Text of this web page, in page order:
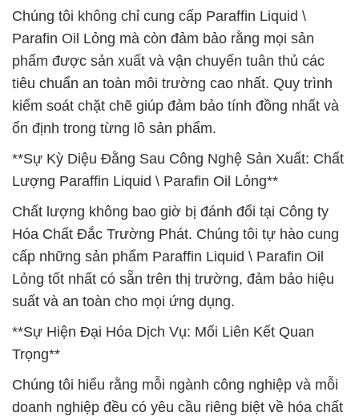
Chúng tôi không chỉ cung cấp Paraffin Liquid \
Parafin Oil Lỏng mà còn đảm bảo rằng mọi sản
phẩm được sản xuất và vận chuyển tuân thủ các
tiêu chuẩn an toàn môi trường cao nhất. Quy trình
kiểm soát chặt chẽ giúp đảm bảo tính đồng nhất và
ổn định trong từng lô sản phẩm.
**Sự Kỳ Diệu Đằng Sau Công Nghệ Sản Xuất: Chất
Lượng Paraffin Liquid \ Parafin Oil Lỏng**
Chất lượng không bao giờ bị đánh đổi tại Công ty
Hóa Chất Đắc Trường Phát. Chúng tôi tự hào cung
cấp những sản phẩm Paraffin Liquid \ Parafin Oil
Lỏng tốt nhất có sẵn trên thị trường, đảm bảo hiệu
suất và an toàn cho mọi ứng dụng.
**Sự Hiện Đại Hóa Dịch Vụ: Mối Liên Kết Quan
Trọng**
Chúng tôi hiểu rằng mỗi ngành công nghiệp và mỗi
doanh nghiệp đều có yêu cầu riêng biệt về hóa chất